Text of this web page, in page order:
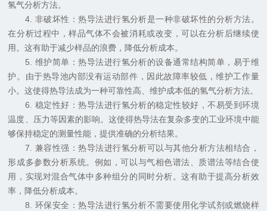
氢气分析方法。
4. 非破坏性：热导法进行氢分析是一种非破坏性的分析方法。
在分析过程中，样品气体不会被消耗或改变，可以在分析后继续使
用。这有助于减少样品的浪费，降低分析成本。
5. 维护简单：热导法进行氢分析的设备通常结构简单，易于维
护。由于热导池内部没有运动部件，因此故障率较低，维护工作量
小。这使得热导法成为一种可靠性高、维护成本低的氢气分析方法。
6. 稳定性好：热导法进行氢分析的稳定性较好，不易受到环境
温度、压力等因素的影响。这使得热导法在复杂多变的工业环境中能
够保持稳定的测量性能，提供准确的分析结果。
7. 兼容性强：热导法进行氢分析可以与其他分析方法相结合，
形成多参数分析系统。例如，可以与气相色谱法、质谱法等结合使
用，实现对混合气体中多种组分的同时分析。这有助于提高分析效
率，降低分析成本。
8. 环保安全：热导法进行氢分析不需要使用化学试剂或燃烧样